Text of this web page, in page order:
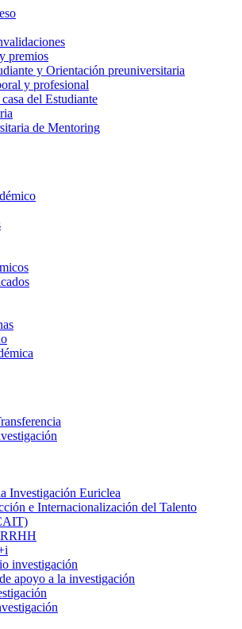
premios
y Orientación preuniversitaria
y profesional
del Estudiante
de Mentoring
Investigación Euriclea
e Internacionalización del Talento
investigación
apoyo a la investigación